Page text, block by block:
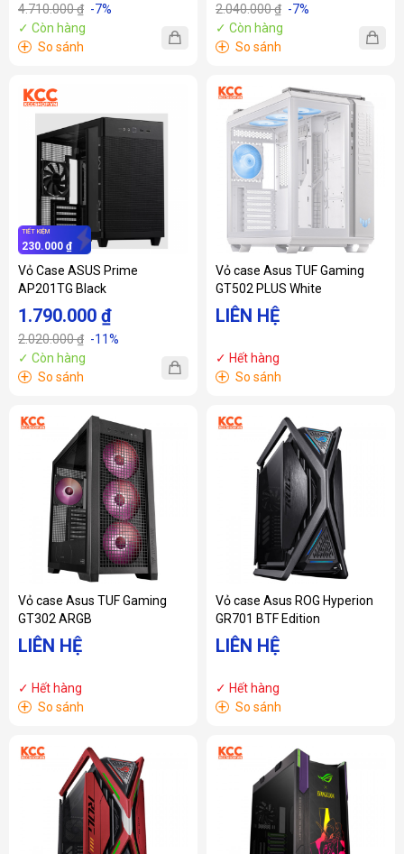
4.710.000 ₫ -7%
✓ Còn hàng
+ So sánh
2.040.000 ₫ -7%
✓ Còn hàng
+ So sánh
TIẾT KIỆM
230.000 ₫
Vỏ Case ASUS Prime
AP201TG Black
1.790.000 ₫
2.020.000 ₫ -11%
✓ Còn hàng
+ So sánh
Vỏ case Asus TUF Gaming
GT502 PLUS White
LIÊN HỆ
✓ Hết hàng
+ So sánh
Vỏ case Asus TUF Gaming
GT302 ARGB
LIÊN HỆ
✓ Hết hàng
+ So sánh
Vỏ case Asus ROG Hyperion
GR701 BTF Edition
LIÊN HỆ
✓ Hết hàng
+ So sánh